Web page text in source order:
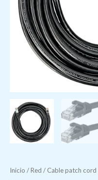
Inicio /Red / Cable patch